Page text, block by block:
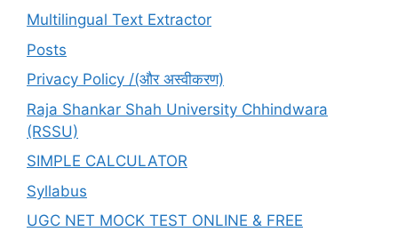
Multilingual Text Extractor
Posts
Privacy Policy /(और अस्वीकरण)
Raja Shankar Shah University Chhindwara
(RSSU)
SIMPLE CALCULATOR
Syllabus
UGC NET MOCK TEST ONLINE & FREE